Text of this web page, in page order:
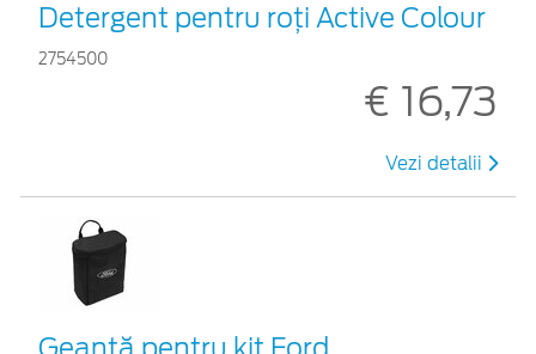
Detergent pentru roți Active Colour
2754500
€ 16,73
Vezi detalii
Geantă pentru kit Ford